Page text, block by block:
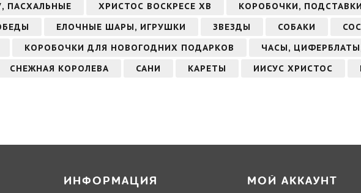
ПАСХАЛЬНЫЕ ХРИСТОС ВОСКРЕСЕ ХВ
КОРОБОЧКИ,
ЕЛОЧНЫЕ ШАРЫ, ИГРУШКИ ЗВЕЗДЫ СОБАКИ
КОРОБОЧКИ ДЛЯ НОВОГОДНИХ ПОДАРКОВ ЧАСЫ,
СНЕЖНАЯ КОРОЛЕВА САНИ КАРЕТЫ ИИСУС ХРИСТОС
ИНФОРМАЦИЯ МОЙ АККАУНТ